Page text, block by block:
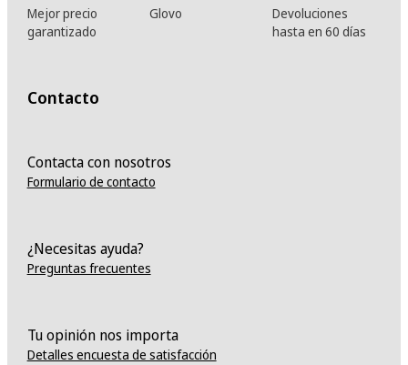
Mejor precio
garantizado
Glovo
Devoluciones
hasta en 60 días
Contacto
Contacta con nosotros
Formulario de contacto
¿Necesitas ayuda?
Preguntas frecuentes
Tu opinión nos importa
Detalles encuesta de satisfacción